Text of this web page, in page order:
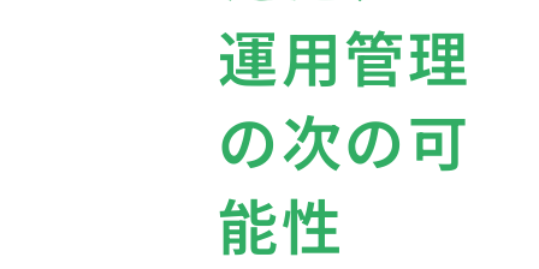
運用管理
の次の可
能性